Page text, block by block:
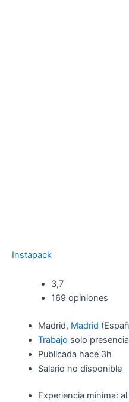
Instapack
3,7
169 opiniones
Madrid, Madrid
Trabajo solo
Publicada hace 3h
Salario no disponible
Experiencia mínima: